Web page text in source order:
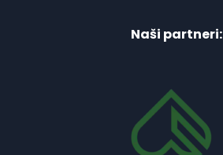
Naši partneri: